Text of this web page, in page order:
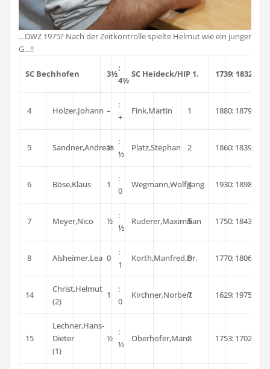
…DWZ 1975? Nach der Zeitkontrolle spielte Helmut wie ein junger
G…!!
SC Bechhofen 3½
:
4½
SC Heideck/HIP 1. 1739: 1832Ø
4 Holzer,Johann –
:
+
Fink,Martin 1 1880: 1879
5 Sandner,Andreas
½
:
½
Platz,Stephan 2 1860: 1839
6 Böse,Klaus 1
:
0
Wegmann,Wolfgang
3 1930: 1898
7 Meyer,Nico ½
:
½
Ruderer,Maximilian
5 1750: 1843
8 Alsheimer,Lea 0
:
1
Korth,Manfred,Dr.
6 1770: 1806
14
Christ,Helmut
(2)
1
:
0
Kirchner,Norbert
7 1629: 1975
15
Lechner,Hans-
Dieter
(1)
½
:
½
Oberhofer,Marc8 1753: 1702